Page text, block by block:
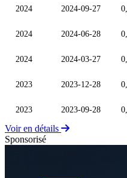
2024 2024-09-27
2024 2024-06-28
2024 2024-03-27
2023 2023-12-28
2023 2023-09-28
Voir en détails
Sponsorisé